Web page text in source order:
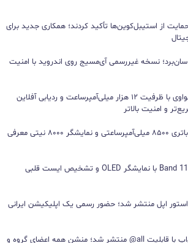
حمایت از استیبل‌کوین‌ها تأکید کردند؛ همکاری جدید برای
نسخه غیررسمی آی‌مسیج روی اندروید با امنیت
پاوربانک ۱۰۰ واتی هواوی با ظرفیت ۱۲ هزار میلی‌آمپرساعت و ردیابی آفلاین
و امنیت بالاتر
هواوی نوا 16 SE با باتری ۸۵۰۰ میلی‌آمپرساعتی و نمایشگر ۸۰۰۰ نیتی معرفی
مچ‌بند هوشمند آنر Band 11 با نمایشگر OLED و تشخیص ایست قلبی
اپل منتشر شد؛ حضور رسمی یک اپلیکیشن ایرانی
آپدیت جدید واتس‌اپ با قابلیت all@ منتشر شد؛ منشن همه اعضای گروه و